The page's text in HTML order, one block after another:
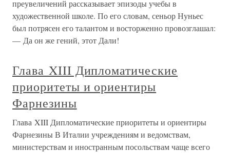
преувеличений рассказывает эпизоды учебы в
художественной школе. По его словам, сеньор Нуньес
был потрясен его талантом и восторженно провозглашал:
— Да он же гений, этот Дали!
Глава XIII Дипломатические
приоритеты и ориентиры
Фарнезины
Глава XIII Дипломатические приоритеты и ориентиры
Фарнезины В Италии учреждениям и ведомствам,
министерствам и иностранным посольствам чаще всего